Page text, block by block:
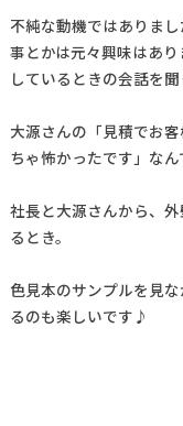
不純な動機ではありま
事とかは元々興味はあ
しているときの会話を聞
大源さんの「見積でお
ちゃ怖かったです」なん
社長と大源さんから、
るとき。
色見本のサンプルを見
るのも楽しいです♪